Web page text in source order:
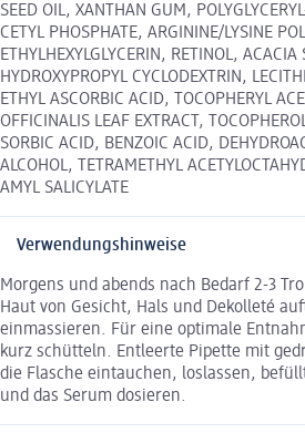
SEED OIL, XANTHAN GUM,
CETYL PHOSPHATE, ARGININE/LYSINE
ETHYLHEXYLGLYCERIN, RETINOL, ACACIA
HYDROXYPROPYL CYCLODEXTRIN,
ETHYL ASCORBIC ACID, TOCOPHERYL
OFFICINALIS LEAF EXTRACT,
SORBIC ACID, BENZOIC ACID,
ALCOHOL, TETRAMETHYL
AMYL SALICYLATE
Verwendungshinweise
Morgens und abends nach Bedarf 2-3
Haut von Gesicht, Hals und Dekolleté
einmassieren. Für eine optimale
kurz schütteln. Entleerte Pipette mit
die Flasche eintauchen, loslassen,
und das Serum dosieren.